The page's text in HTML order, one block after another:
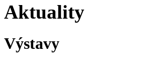
Aktuality
Výstavy